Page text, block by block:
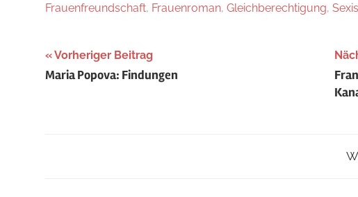
Frauenfreundschaft, Frauenroman, Gleichberechtigung,
Beitragsnavigation
Vorheriger Beitrag
Maria Popova: Findungen